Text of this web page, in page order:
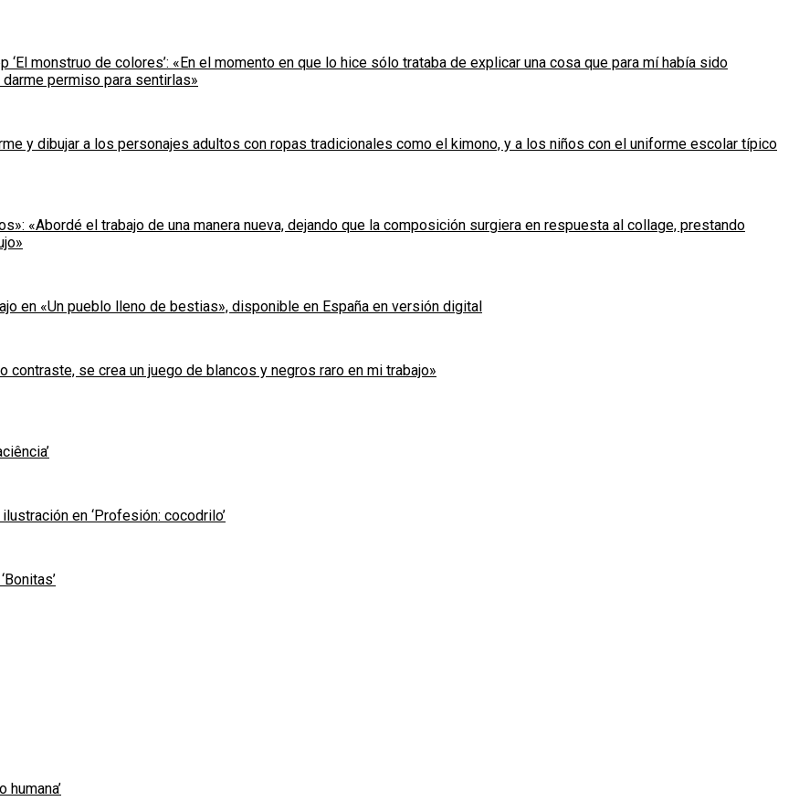
monstruo de colores’: «En el momento en que lo hice sólo trataba de explicar una cosa que para mí había sido
permiso para sentirlas»
y dibujar a los personajes adultos con ropas tradicionales como el kimono, y a los niños con el uniforme escolar típico
«Abordé el trabajo de una manera nueva, dejando que la composición surgiera en respuesta al collage, prestando
en «Un pueblo lleno de bestias», disponible en España en versión digital
contraste, se crea un juego de blancos y negros raro en mi trabajo»
en ‘Profesión: cocodrilo’
humana’